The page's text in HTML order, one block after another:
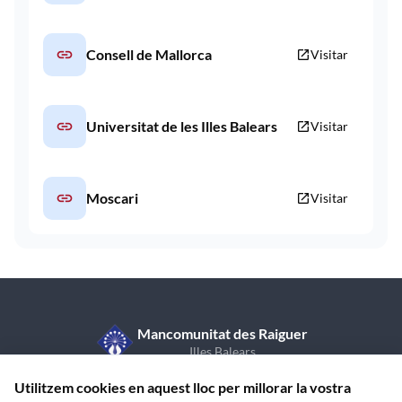
link Consell de Mallorca open_in_newVisitar
link Universitat de les Illes Balears open_in_newVisitar
link Moscari open_in_newVisitar
Mancomunitat des Raiguer
Illes Balears
07350 Binissalem (Illes Balears)
Utilitzem cookies en aquest lloc per millorar la vostra